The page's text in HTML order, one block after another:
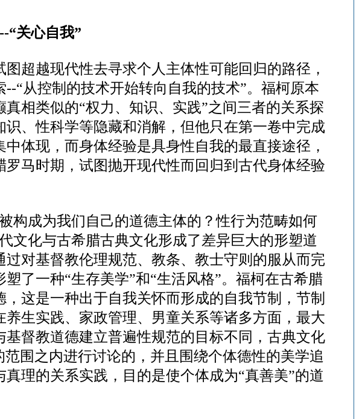
“关心自我”
超越现代性去寻求个人主体性可能回归的路径，
--“从控制的技术开始转向自我的技术”。福柯原本
真相类似的“权力、知识、实践”之间三者的关系探
、性科学等隐藏和消解，但他只在第一卷中完成
体现，而身体经验是具身性自我的最直接途径，
马时期，试图抛开现代性而回归到古代身体经验
构成为我们自己的道德主体的？性行为范畴如何
文化与古希腊古典文化形成了差异巨大的形塑道
对基督教伦理规范、教条、教士守则的服从而完
了一种“生存美学”和“生活风格”。福柯在古希腊
这是一种出于自我关怀而形成的自我节制，节制
生实践、家政管理、男童关系等诸多方面，最大
督教道德建立普遍性规范的目标不同，古典文化
围之内进行讨论的，并且围绕个体德性的美学追
理的关系实践，目的是使个体成为“真善美”的道